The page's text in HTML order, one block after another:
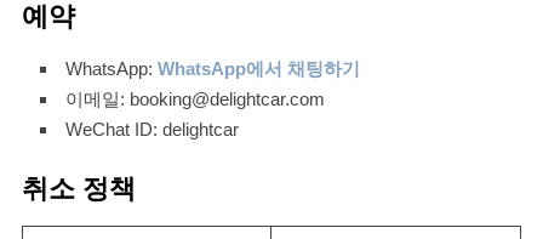
예약
WhatsApp: WhatsApp에서 채팅하기
이메일: booking@delightcar.com
WeChat ID: delightcar
취소 정책